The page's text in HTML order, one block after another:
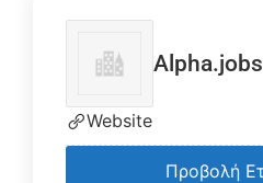
Alpha.jobs
Website
Προβολή